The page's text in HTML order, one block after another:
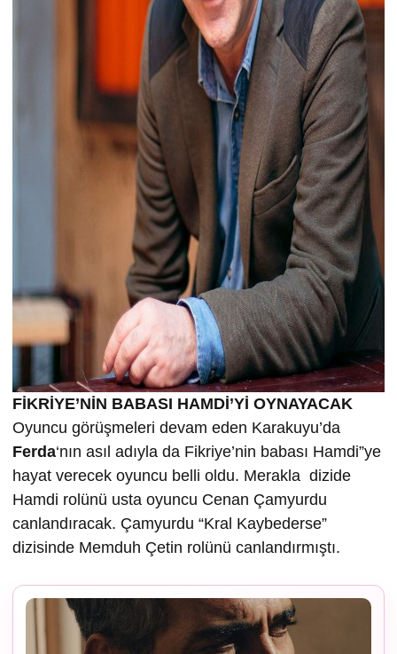
FİKRİYE’NİN BABASI HAMDİ’Yİ OYNAYACAK
Oyuncu görüşmeleri devam eden Karakuyu’da
Ferda‘nın asıl adıyla da Fikriye’nin babası Hamdi”ye
hayat verecek oyuncu belli oldu. Merakla dizide
Hamdi rolünü usta oyuncu Cenan Çamyurdu
canlandıracak. Çamyurdu “Kral Kaybederse”
dizisinde Memduh Çetin rolünü canlandırmıştı.